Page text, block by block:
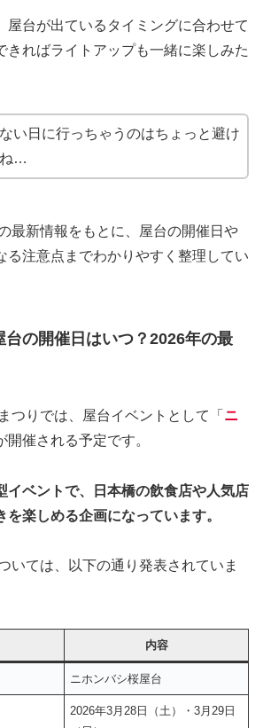
屋台が出ているタイミングに合わせて
きればライトアップも一緒に楽しみた
い日に行っちゃうのはちょっと避け
…
最新情報をもとに、屋台の開催日や
る注意点までわかりやすく整理してい
台の開催日はいつ？2026年の最
つりでは、屋台イベントとして「 ニ
開催される予定です。
イベントで、日本橋の飲食店や人気店
楽しめる企画になっています。
いては、以下の通り発表されていま
内容
ニホンバシ桜屋台
2026年3月28日（土）・3月29日